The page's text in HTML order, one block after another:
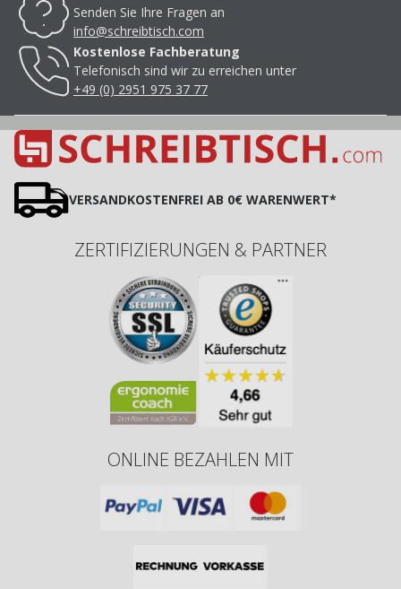
Senden Sie Ihre Fragen an
info@schreibtisch.com
Kostenlose Fachberatung
Telefonisch sind wir zu erreichen unter
+49 (0) 2951 975 37 77
VERSANDKOSTENFREI AB 0€ WARENWERT*
ZERTIFIZIERUNGEN & PARTNER
ONLINE BEZAHLEN MIT